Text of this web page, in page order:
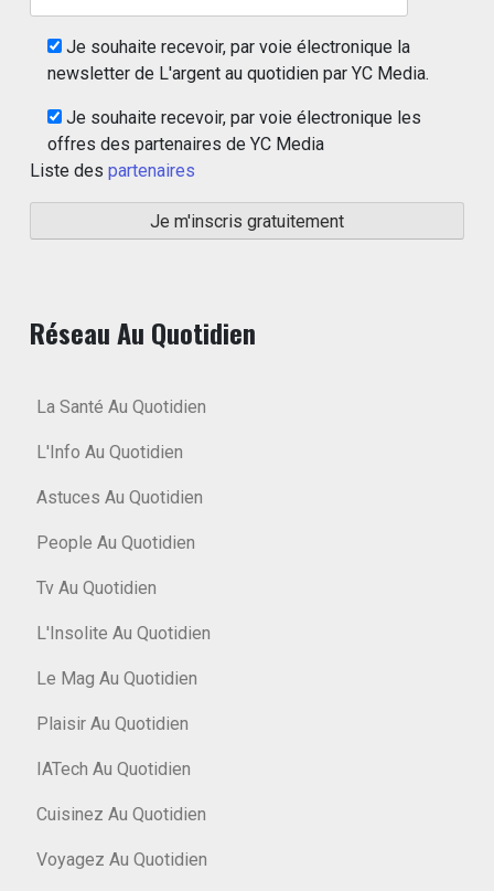
Je souhaite recevoir, par voie électronique la
newsletter de L'argent au quotidien par YC Media.
Je souhaite recevoir, par voie électronique les
offres des partenaires de YC Media
Liste des partenaires
Réseau Au Quotidien
La Santé Au Quotidien
L'Info Au Quotidien
Astuces Au Quotidien
People Au Quotidien
Tv Au Quotidien
L'Insolite Au Quotidien
Le Mag Au Quotidien
Plaisir Au Quotidien
IATech Au Quotidien
Cuisinez Au Quotidien
Voyagez Au Quotidien